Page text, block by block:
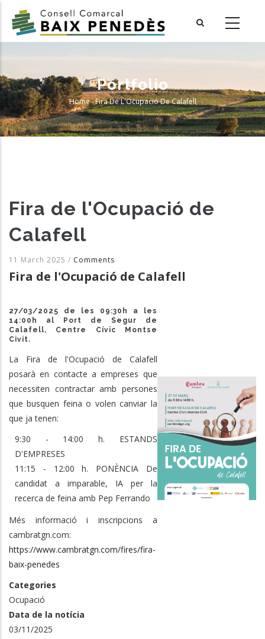
main
Portfolio
Breadcrumb
Home-Fira De L'Ocupació De Calafell
Fira de l'Ocupació de
Calafell
11 March 2025 / Comments
Fira de l'Ocupació de Calafell
27/03/2025 de les 09:30h a les
14:00h al Port de Segur de
Calafell, Centre Cívic Montse
Civit.
La Fira de l'Ocupació de Calafell
posarà en contacte a empreses que
necessiten contractar amb persones
que busquen feina o volen canviar la
que ja tenen:
9:30 - 14:00 h. ESTANDS
D'EMPRESES
11:15 - 12:00 h. PONÈNCIA De
candidat a imparable, IA per la
recerca de feina amb Pep Ferrando
Més informació i inscripcions a
cambratgn.com:
https://www.cambratgn.com/fires/fira-
baix-penedes
Categories
Ocupació
Data de la notícia
03/11/2025